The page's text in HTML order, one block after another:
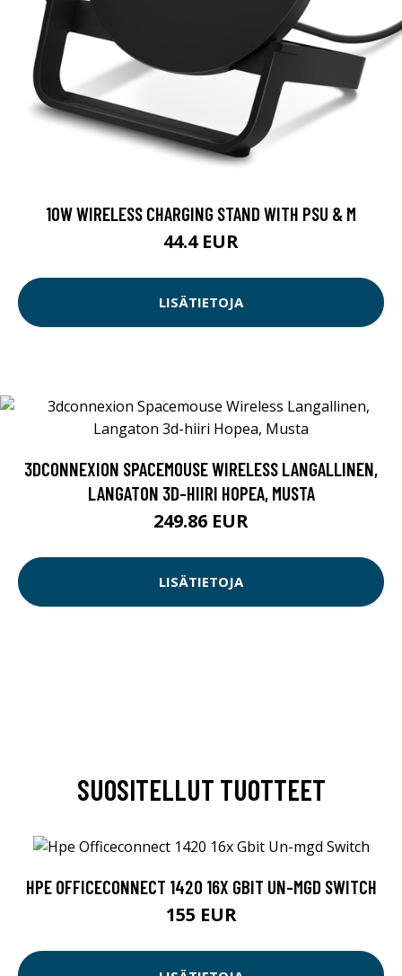
10W WIRELESS CHARGING STAND WITH PSU & M
44.4 EUR
LISÄTIETOJA
3DCONNEXION SPACEMOUSE WIRELESS LANGALLINEN,
LANGATON 3D-HIIRI HOPEA, MUSTA
249.86 EUR
LISÄTIETOJA
SUOSITELLUT TUOTTEET
HPE OFFICECONNECT 1420 16X GBIT UN-MGD SWITCH
155 EUR